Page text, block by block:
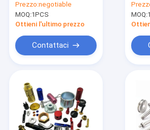
Prodotti
Chi siamo
di M3*6 Al7075 ha
lavorato le parti a
macchina di alluminio
Prezzo:negotiable
MOQ:1PCS
Ottieni l'ultimo prezzo
Contattaci
di
MOQ: